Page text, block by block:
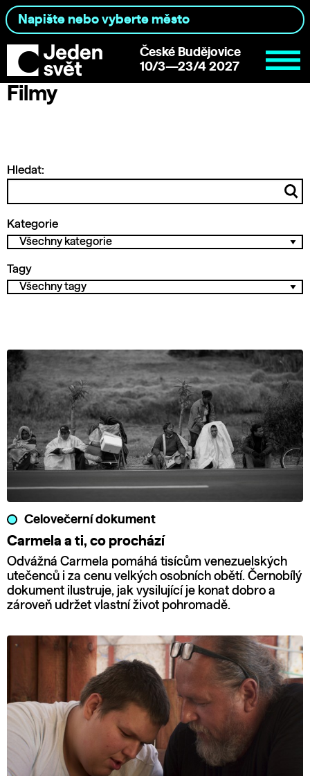
České Budějovice
10/3—23/4 2027
Filmy
Hledat:
Kategorie
Tagy
Celovečerní dokument
Carmela a ti, co prochází
Odvážná Carmela pomáhá tisícům venezuelských
utečenců i za cenu velkých osobních obětí. Černobílý
dokument ilustruje, jak vysilující je konat dobro a
zároveň udržet vlastní život pohromadě.